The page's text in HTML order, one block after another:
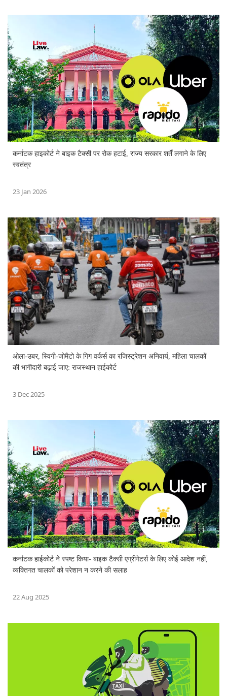
कर्नाटक हाइकोर्ट ने बाइक टैक्सी पर रोक हटाई, राज्य सरकार शर्तें लगाने के लिए
स्वतंत्र
23 Jan 2026
ओला-उबर, स्विगी-जोमैटो के गिग वर्कर्स का रजिस्ट्रेशन अनिवार्य, महिला चालकों
की भागीदारी बढ़ाई जाए: राजस्थान हाईकोर्ट
3 Dec 2025
कर्नाटक हाईकोर्ट ने स्पष्ट किया- बाइक टैक्सी एग्रीगेटर्स के लिए कोई आदेश नहीं,
व्यक्तिगत चालकों को परेशान न करने की सलाह
22 Aug 2025